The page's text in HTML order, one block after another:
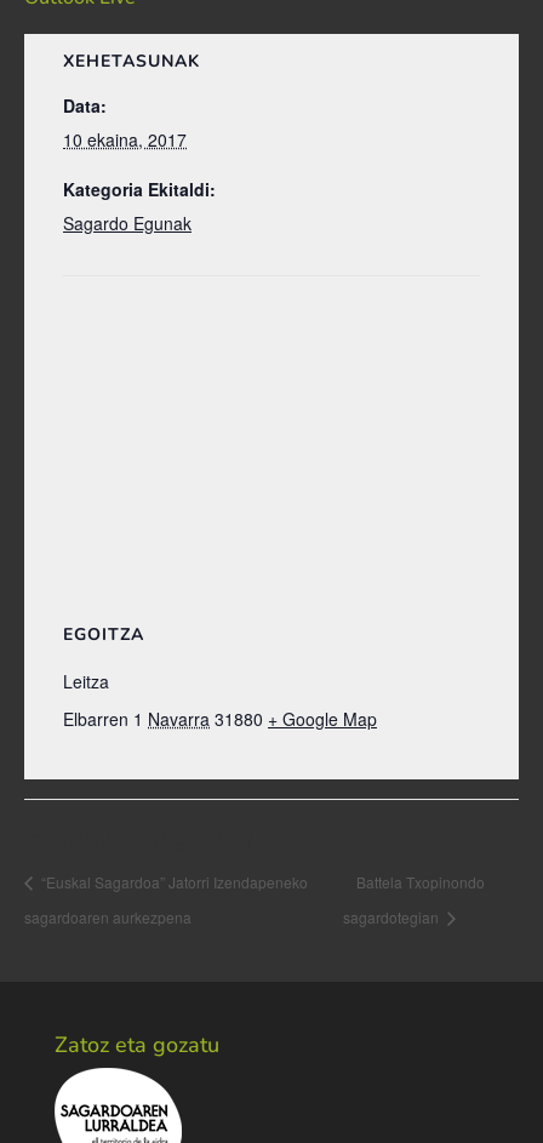
XEHETASUNAK
Data:
10 ekaina, 2017
Kategoria Ekitaldi:
Sagardo Egunak
EGOITZA
Leitza
Elbarren 1 Navarra 31880 + Google Map
“Euskal Sagardoa” Jatorri Izendapeneko
sagardoaren aurkezpena
Battela Txopinondo
sagardotegian
Zatoz eta gozatu